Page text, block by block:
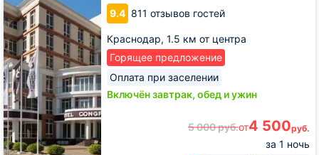
9.4 811 отзывов гостей
Краснодар, 1.5 км от центра
Горящее предложение
Оплата при заселении
Включён завтрак, обед и ужин
5 000руб.от4 500руб.
за 1 ночь